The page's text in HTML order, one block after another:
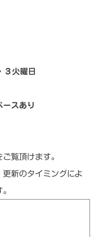
火曜日
ースあり
覧頂けます。
新のタイミングによ